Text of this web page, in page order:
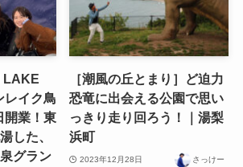
LAKE
レイク鳥
開業！東
した、
グラン
［潮風の丘とまり］ど迫力
恐竜に出会える公園で思い
っきり走り回ろう！｜湯梨
浜町
2023年12月28日 さっけー